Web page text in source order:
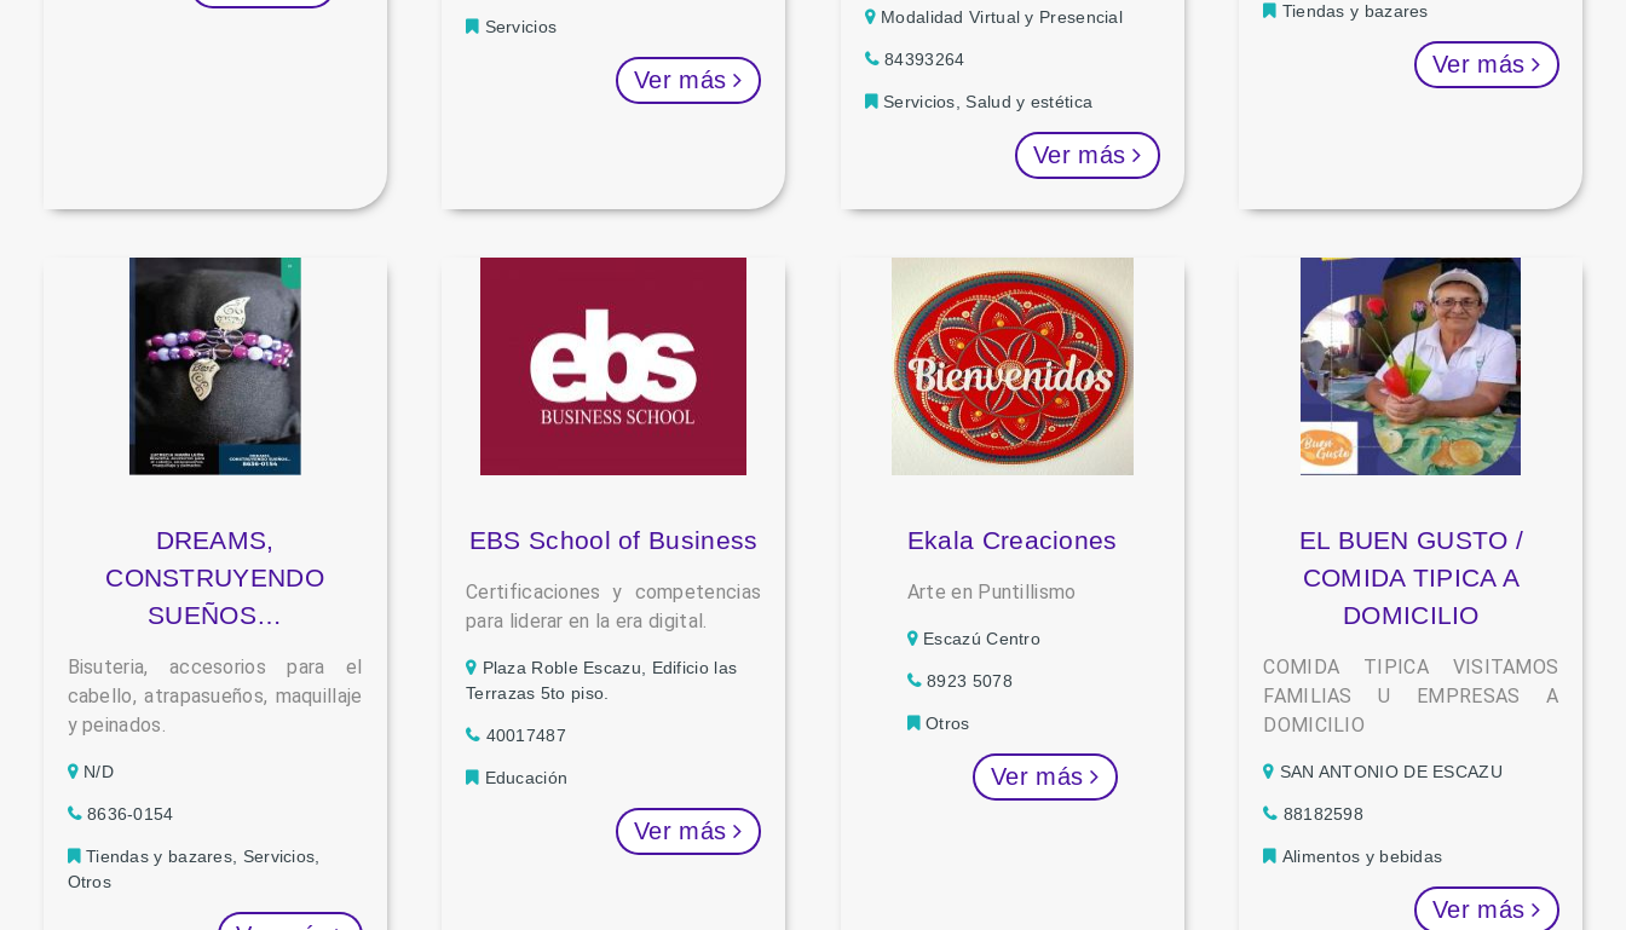
Servicios
Ver más
Modalidad Virtual y Presencial
84393264
Servicios, Salud y estética
Ver más
Tiendas y bazares
Ver más
DREAMS,
CONSTRUYENDO
SUEÑOS…
Bisuteria, accesorios para el
cabello, atrapasueños, maquillaje
y peinados.
N/D
8636-0154
Tiendas y bazares, Servicios,
Otros
EBS School of Business
Certificaciones y competencias
para liderar en la era digital.
Plaza Roble Escazu, Edificio las
Terrazas 5to piso.
40017487
Educación
Ver más
Ekala Creaciones
Arte en Puntillismo
Escazú Centro
8923 5078
Otros
Ver más
EL BUEN GUSTO /
COMIDA TIPICA A
DOMICILIO
COMIDA TIPICA VISITAMOS
FAMILIAS U EMPRESAS A
DOMICILIO
SAN ANTONIO DE ESCAZU
88182598
Alimentos y bebidas
Ver más